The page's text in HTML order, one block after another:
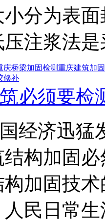
分为表
压注浆法
庆桥梁加固检测重庆建筑加
修补
必须要检
经济迅猛
结构加固
加固技
民日常